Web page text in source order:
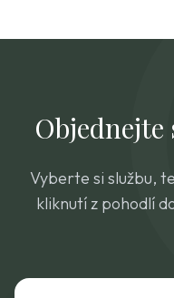
Objednejte
Vyberte si službu,
kliknutí z pohodlí